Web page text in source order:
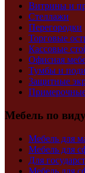
Витрины и
Стеллажи
Перегородки
Торговые
Кассовые
Офисная
Тумбы и
Защитные
Мебель по
Мебель для
Мебель для
Для
Мебель для